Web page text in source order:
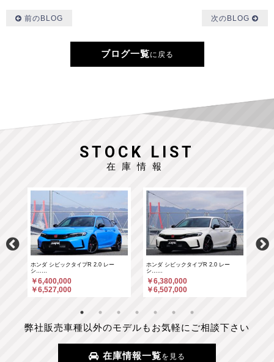
前のBLOG 次のBLOG
ブログ一覧に戻る
STOCK LIST
在庫情報
ホンダ シビックタイプR 2.0 レー
シ……
￥6,400,000
￥6,527,000
ホンダ シビックタイプR 2.0 レー
シ……
￥6,380,000
￥6,507,000
弊社販売車種以外のモデルもお気軽にご相談下さい
在庫情報一覧を見る